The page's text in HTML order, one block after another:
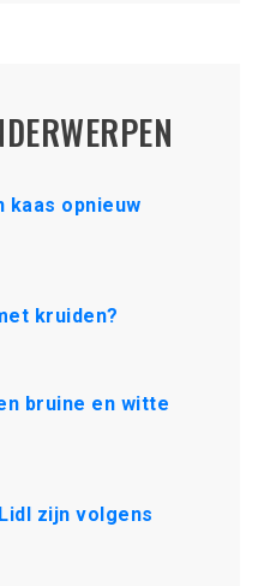
kaas opnieuw
kruiden?
bruine en witte
zijn volgens